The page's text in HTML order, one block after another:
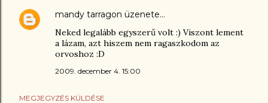
mandy tarragon üzenete…
Neked legalább egyszerű volt :) Viszont lement
a lázam, azt hiszem nem ragaszkodom az
orvoshoz :D
2009. december 4. 15:00
MEGJEGYZÉS KÜLDÉSE